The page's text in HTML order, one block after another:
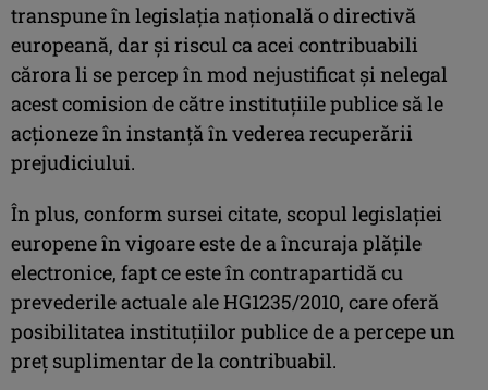
transpune în legislaţia naţională o directivă
europeană, dar şi riscul ca acei contribuabili
cărora li se percep în mod nejustificat şi nelegal
acest comision de către instituţiile publice să le
acţioneze în instanţă în vederea recuperării
prejudiciului.
În plus, conform sursei citate, scopul legislaţiei
europene în vigoare este de a încuraja plăţile
electronice, fapt ce este în contrapartidă cu
prevederile actuale ale HG1235/2010, care oferă
posibilitatea instituţiilor publice de a percepe un
preţ suplimentar de la contribuabil.